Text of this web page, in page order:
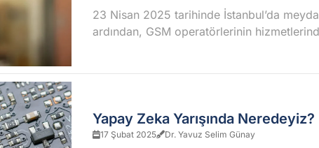
23 Nisan 2025 tarihinde İstanbul’da
ardından, GSM operatörlerinin
Yapay Zeka Yarışında Neredeyiz?
17 Şubat 2025 Dr. Yavuz Selim Günay